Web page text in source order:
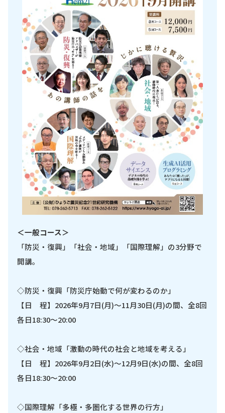
＜一般コース＞
「防災・復興」「社会・地域」「国際理解」の3分野で
開講。
◇防災・復興「防災庁始動で何が変わるのか」
【日 程】2026年9月7日(月)～11月30日(月)の間、全8回
各日18:30～20:00
◇社会・地域「激動の時代の社会と地域を考える」
【日 程】2026年9月2日(水)～12月9日(水)の間、全8回
各日18:30～20:00
◇国際理解「多極・多圏化する世界の行方」